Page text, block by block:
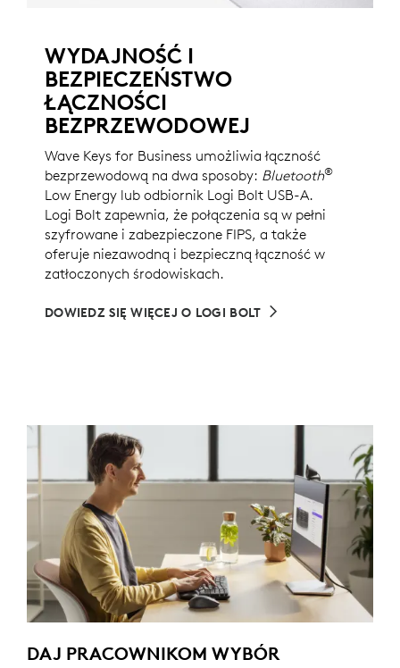
WYDAJNOŚĆ I
BEZPIECZEŃSTWO
ŁĄCZNOŚCI
BEZPRZEWODOWEJ
Wave Keys for Business umożliwia łączność
bezprzewodową na dwa sposoby: Bluetooth®
Low Energy lub odbiornik Logi Bolt USB-A.
Logi Bolt zapewnia, że połączenia są w pełni
szyfrowane i zabezpieczone FIPS, a także
oferuje niezawodną i bezpieczną łączność w
zatłoczonych środowiskach.
DOWIEDZ SIĘ WIĘCEJ O LOGI BOLT
DAJ PRACOWNIKOM WYBÓR